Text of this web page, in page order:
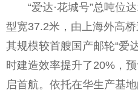
“爱达·花城号”总吨位
型宽37.2米，由上海外高桥
其规模较首艘国产邮轮“爱
时建造效率提升了20%，
启首航。依托在华生产基